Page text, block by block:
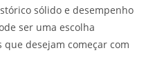
sólido e desempenho
ser uma escolha
desejam começar com